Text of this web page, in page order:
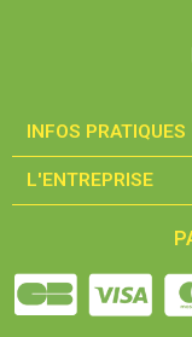
INFOS PRATIQUES​
L'ENTREPRISE​